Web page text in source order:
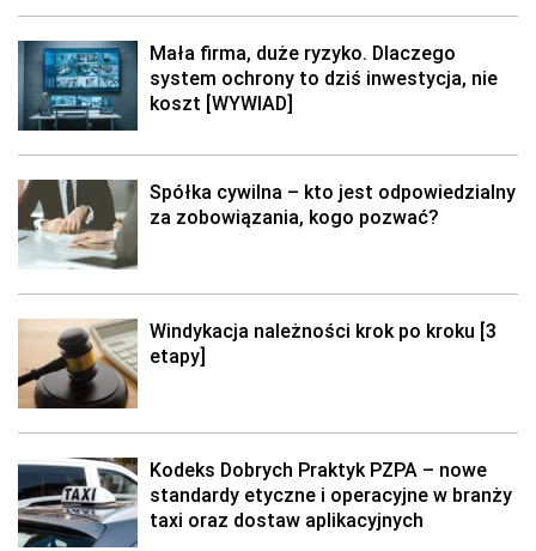
Mała firma, duże ryzyko. Dlaczego
system ochrony to dziś inwestycja, nie
koszt [WYWIAD]
Spółka cywilna – kto jest odpowiedzialny
za zobowiązania, kogo pozwać?
Windykacja należności krok po kroku [3
etapy]
Kodeks Dobrych Praktyk PZPA – nowe
standardy etyczne i operacyjne w branży
taxi oraz dostaw aplikacyjnych